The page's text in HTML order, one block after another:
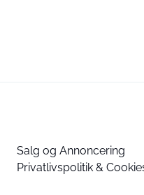
Salg og Annoncering
Privatlivspolitik &